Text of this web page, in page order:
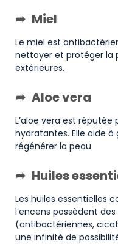
Miel
Le miel est
nettoyer et protéger la
extérieures.
Aloe vera
L’aloe vera est
hydratantes. Elle aide
régénérer la peau.
Huiles
Les huiles essentielles
l’encens possèdent
(antibactériennes,
une infinité de